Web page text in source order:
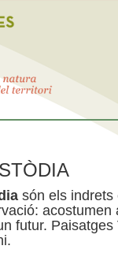
són els indrets
futur.